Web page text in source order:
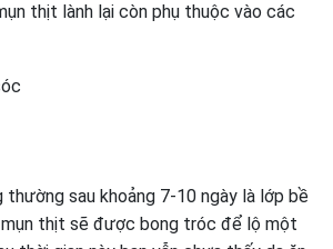
thịt lành lại còn phụ thuộc vào các
thường sau khoảng 7-10 ngày là lớp bề
thịt sẽ được bong tróc để lộ một